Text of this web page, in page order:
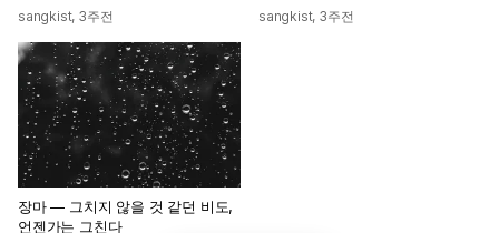
sangkist, 3주전 sangkist, 3주전
장마 — 그치지 않을 것 같던 비도,
언젠가는 그친다